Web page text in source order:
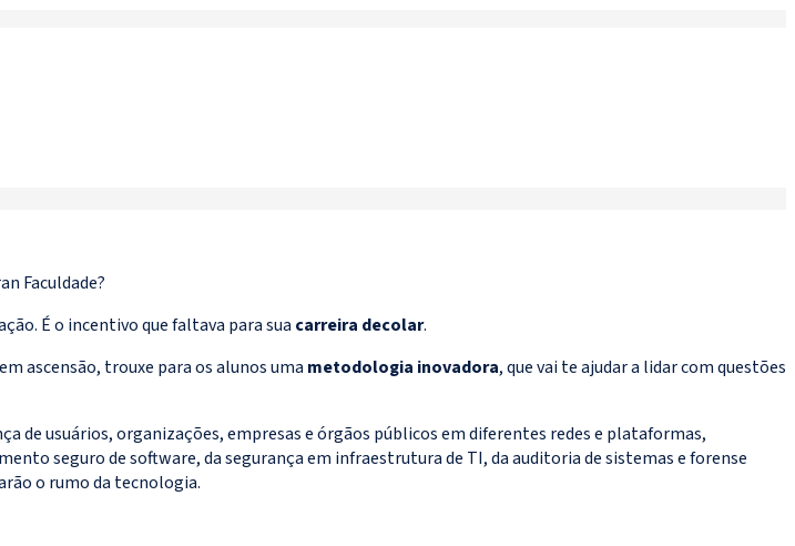
Faculdade?
É o incentivo que faltava para sua carreira decolar.
ascensão, trouxe para os alunos uma metodologia inovadora, que vai te ajudar a lidar com questões
usuários, organizações, empresas e órgãos públicos em diferentes redes e plataformas,
seguro de software, da segurança em infraestrutura de TI, da auditoria de sistemas e forense
o rumo da tecnologia.